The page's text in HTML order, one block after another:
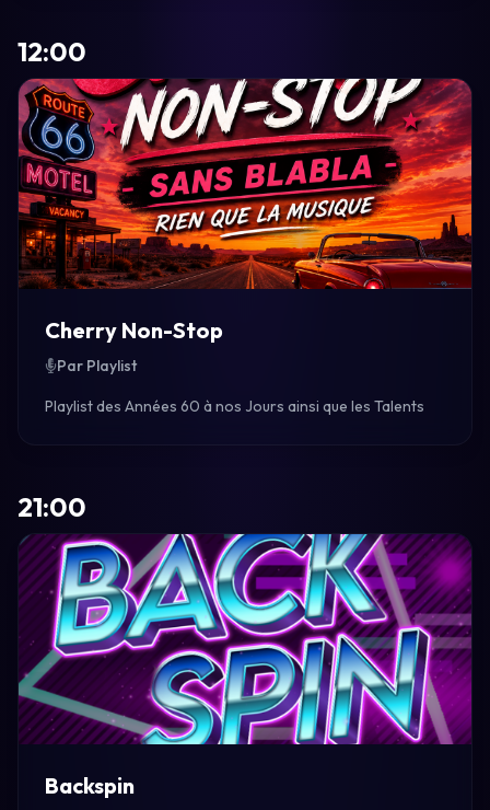
12:00
Cherry Non-Stop
Par Playlist
Playlist des Années 60 à nos Jours ainsi que les Talents
21:00
Backspin